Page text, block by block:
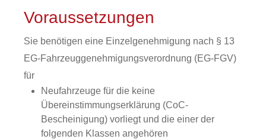
Voraussetzungen
Sie benötigen eine Einzelgenehmigung nach § 13
EG-Fahrzeuggenehmigungsverordnung (EG-FGV)
für
Neufahrzeuge für die keine
Übereinstimmungserklärung (CoC-
Bescheinigung) vorliegt und die einer der
folgenden Klassen angehören